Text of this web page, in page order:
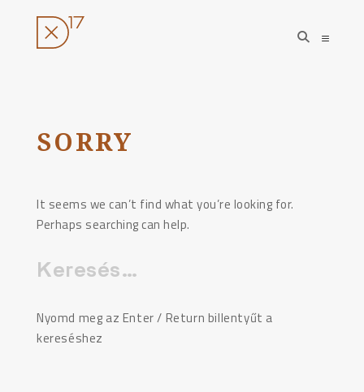
tartalomhoz
open
search
open
SORRY
It seems we can’t find what you’re looking for.
Perhaps searching can help.
Keresés:
Nyomd meg az Enter / Return billentyűt a
kereséshez